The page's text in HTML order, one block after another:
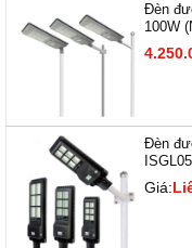
Đèn
100W
Đèn
Giá: